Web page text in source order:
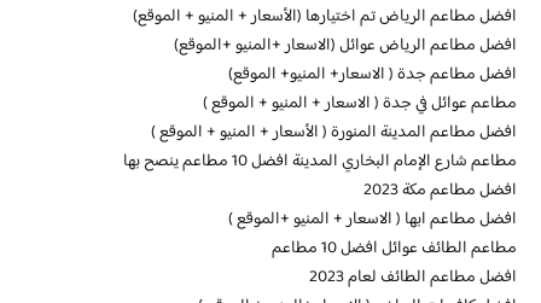
افضل مطاعم الرياض تم اختيارها (الأسعار + المنيو + الموقع)
افضل مطاعم الرياض عوائل (الاسعار +المنيو +الموقع)
افضل مطاعم جدة ( الاسعار+ المنيو+ الموقع)
مطاعم عوائل في جدة ( الاسعار + المنيو + الموقع )
افضل مطاعم المدينة المنورة ( الأسعار + المنيو + الموقع )
مطاعم شارع الإمام البخاري المدينة افضل 10 مطاعم ينصح بها
افضل مطاعم مكة 2023
افضل مطاعم ابها ( الاسعار + المنيو +الموقع )
مطاعم الطائف عوائل افضل 10 مطاعم
افضل مطاعم الطائف لعام 2023